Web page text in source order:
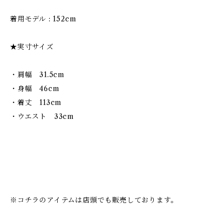
着用モデル : 152cm
★実寸サイズ
・肩幅 31.5cm
・身幅 46cm
・着丈 113cm
・ウエスト 33cm
※コチラのアイテムは店頭でも販売しております。